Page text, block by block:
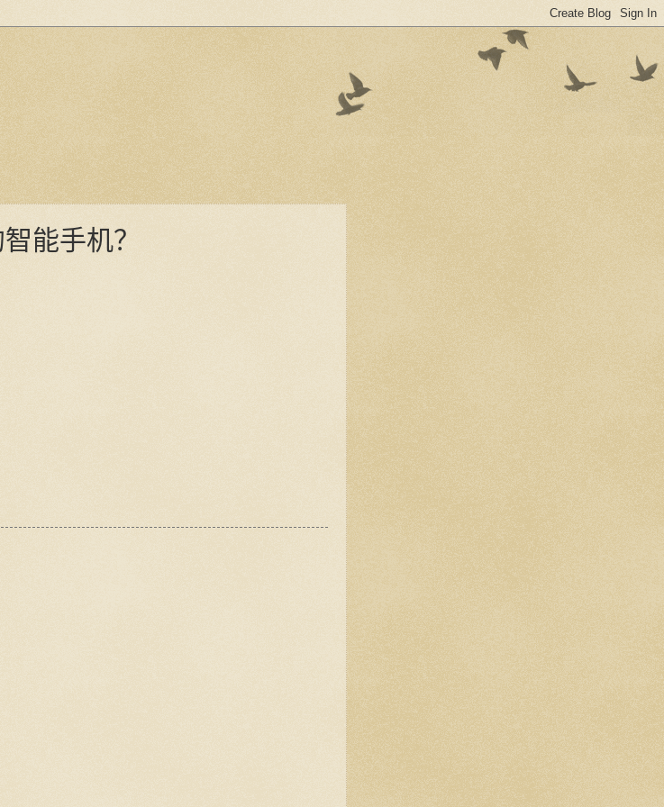
能手机？